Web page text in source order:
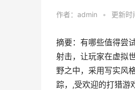
作者： admin • 更新
摘要：有哪些值得尝
射击，让玩家在虚拟
野之中，采用写实风
踪，,受欢迎的打猎游